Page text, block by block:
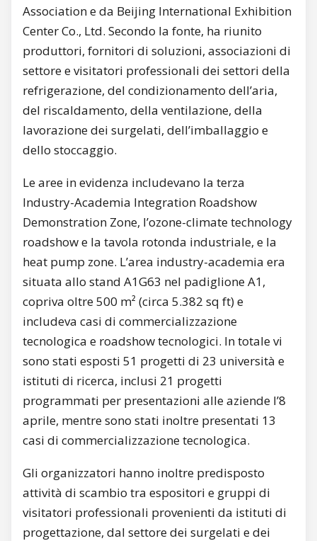
Association e da Beijing International Exhibition
Center Co., Ltd. Secondo la fonte, ha riunito
produttori, fornitori di soluzioni, associazioni di
settore e visitatori professionali dei settori della
refrigerazione, del condizionamento dell’aria,
del riscaldamento, della ventilazione, della
lavorazione dei surgelati, dell’imballaggio e
dello stoccaggio.
Le aree in evidenza includevano la terza
Industry-Academia Integration Roadshow
Demonstration Zone, l’ozone-climate technology
roadshow e la tavola rotonda industriale, e la
heat pump zone. L’area industry-academia era
situata allo stand A1G63 nel padiglione A1,
copriva oltre 500 m² (circa 5.382 sq ft) e
includeva casi di commercializzazione
tecnologica e roadshow tecnologici. In totale vi
sono stati esposti 51 progetti di 23 università e
istituti di ricerca, inclusi 21 progetti
programmati per presentazioni alle aziende l’8
aprile, mentre sono stati inoltre presentati 13
casi di commercializzazione tecnologica.
Gli organizzatori hanno inoltre predisposto
attività di scambio tra espositori e gruppi di
visitatori professionali provenienti da istituti di
progettazione, dal settore dei surgelati e dei